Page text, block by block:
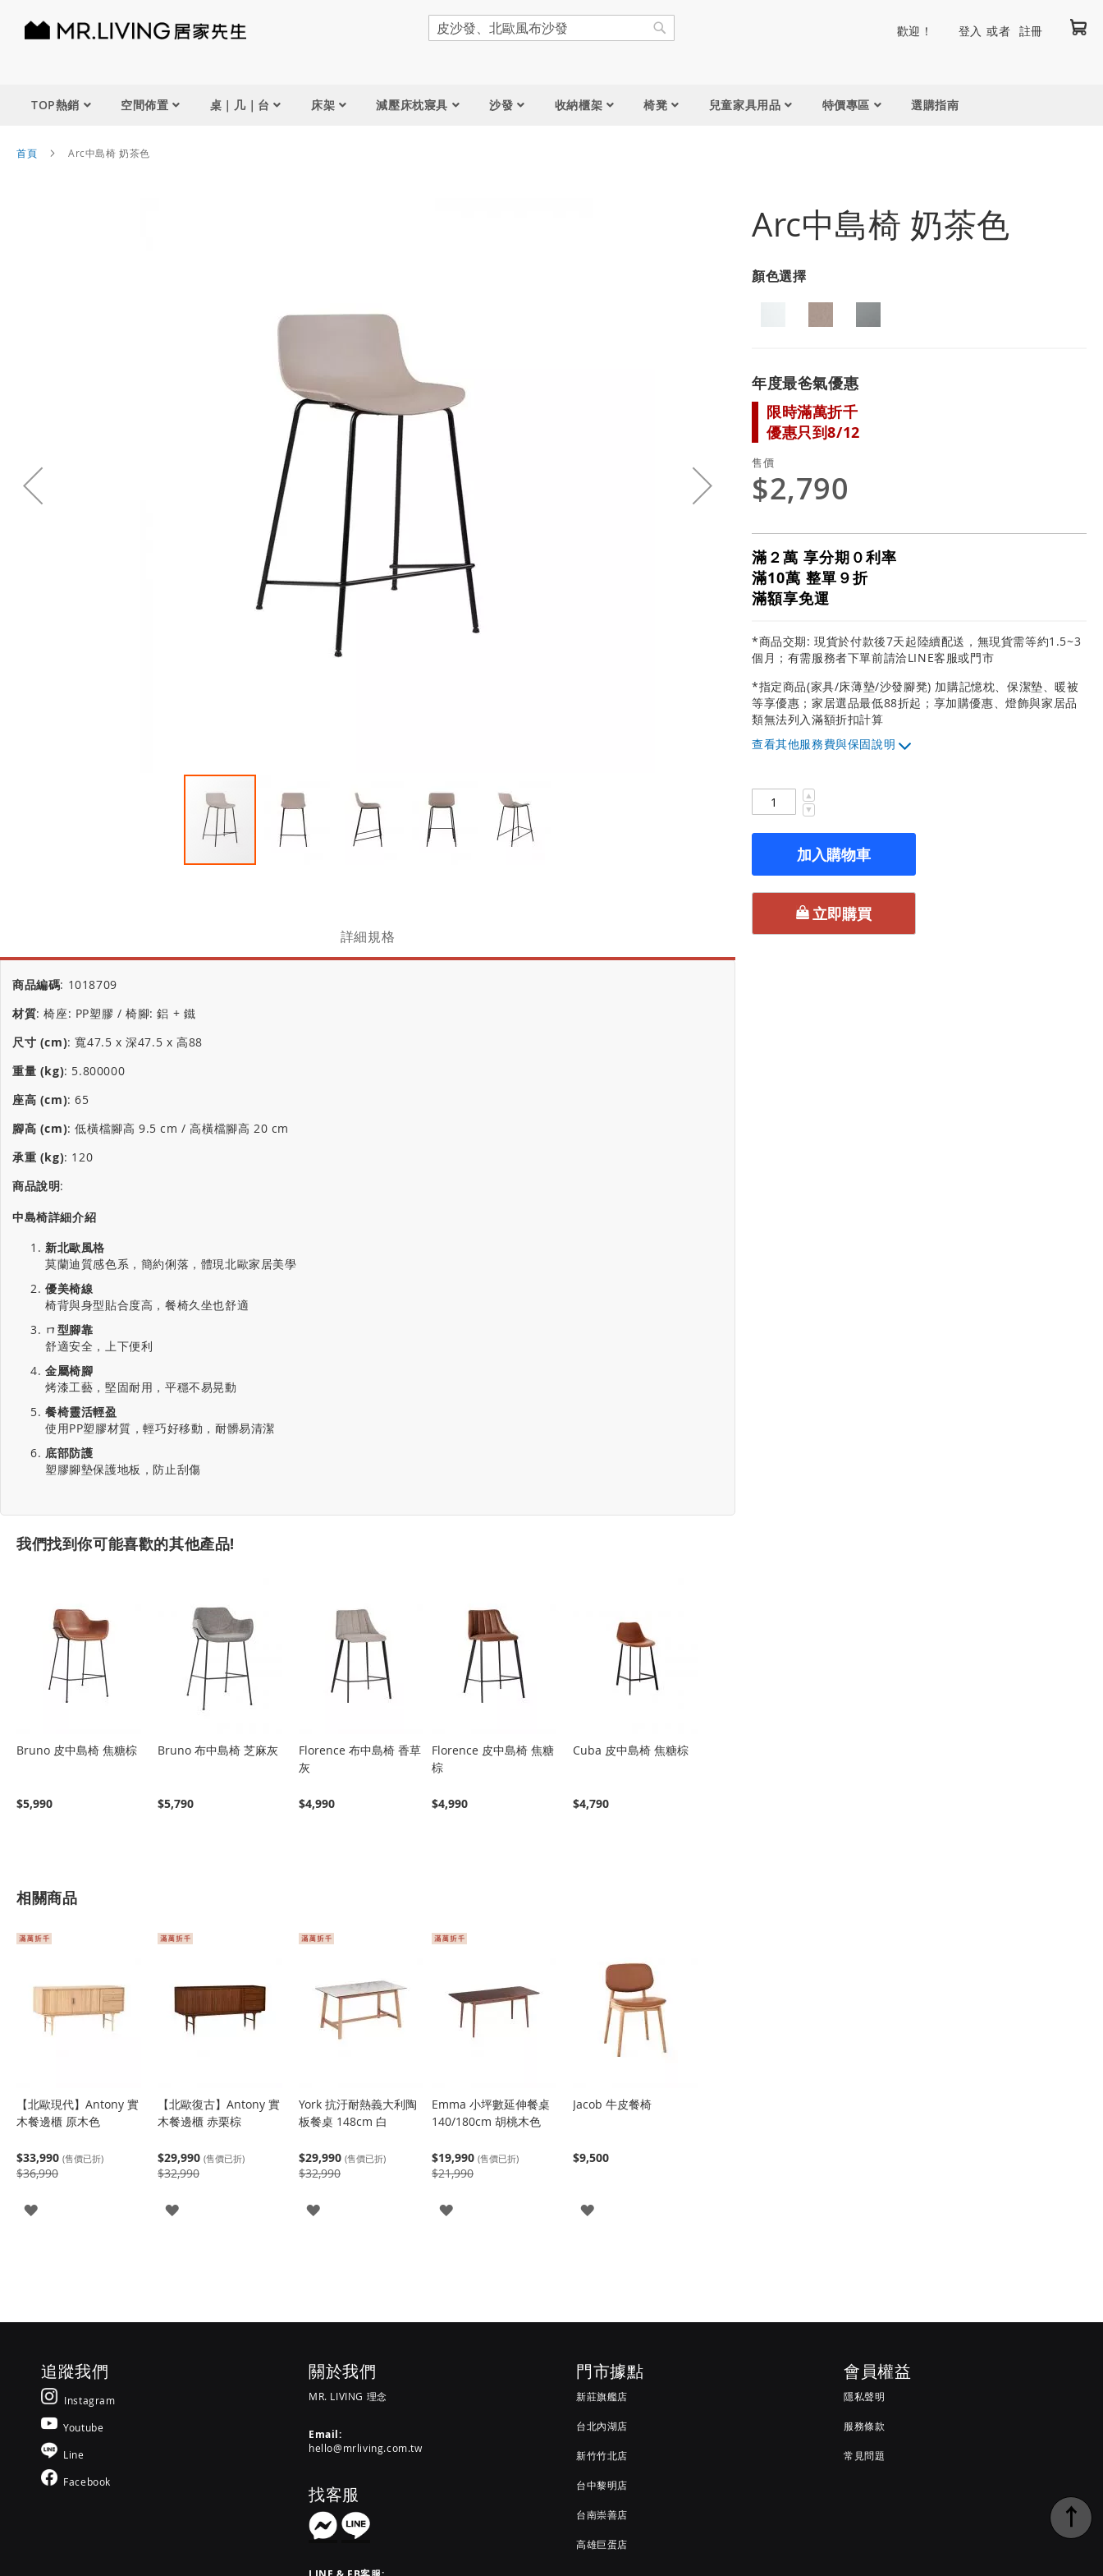
我
搜
尋
歡迎！ 登入 註冊
TOP熱銷 空間佈置 桌｜几｜台 床架 減壓床枕寢具 沙發 收納櫃架 椅凳 兒童家具用品 特價專區 選購指南
首頁 Arc中島椅 奶茶色
像
庫
Arc中島椅 奶茶色
顏色選擇
年度最爸氣優惠
限時滿萬折千
優惠只到8/12
售價
$2,790
滿２萬 享分期０利率
滿10萬 整單９折
滿額享免運
*商品交期: 現貨於付款後7天起陸續配送，無現貨需等約1.5~3
個月；有需服務者下單前請洽LINE客服或門市
*指定商品(家具/床薄墊/沙發腳凳) 加購記憶枕、保潔墊、暖被
等享優惠；家居選品最低88折起；享加購優惠、燈飾與家居品
類無法列入滿額折扣計算
其他服務費與保固說明
▲
▼
加入購物車
立即購買
詳細規格
商品編碼: 1018709
材質:椅座: PP塑膠 / 椅腳: 鋁 + 鐵
尺寸 (cm):寬47.5 x 深47.5 x 高88
重量 (kg): 5.800000
座高 (cm):65
腳高 (cm):低橫檔腳高 9.5 cm / 高橫檔腳高 20 cm
承重 (kg): 120
商品說明:
中島椅詳細介紹
新北歐風格
莫蘭迪質感色系，簡約俐落，體現北歐家居美學
優美椅線
椅背與身型貼合度高，餐椅久坐也舒適
ㄇ型腳靠
舒適安全，上下便利
金屬椅腳
烤漆工藝，堅固耐用，平穩不易晃動
餐椅靈活輕盈
使用PP塑膠材質，輕巧好移動，耐髒易清潔
底部防護
塑膠腳墊保護地板，防止刮傷
我們找到你可能喜歡的其他產品!
Bruno 皮中島椅 焦糖棕
$5,990
Bruno 布中島椅 芝麻灰
$5,790
Florence 布中島椅 香草
灰
$4,990
Florence 皮中島椅 焦糖
棕
$4,990
Cuba 皮中島椅 焦糖棕
$4,790
相關商品
【北歐現代】Antony 實
木餐邊櫃 原木色
$33,990 (售價已折)
$36,990
登
【北歐復古】Antony 實
木餐邊櫃 赤栗棕
$29,990 (售價已折)
$32,990
登
York 抗汙耐熱義大利陶
板餐桌 148cm 白
$29,990 (售價已折)
$32,990
登
Emma 小坪數延伸餐桌
140/180cm 胡桃木色
$19,990 (售價已折)
$21,990
登
Jacob 牛皮餐椅
$9,500
登
追蹤我們
Instagram
Youtube
Line
Facebook
關於我們
MR. LIVING 理念
Email:
hello@mrliving.com.tw
找客服
門市據點
新莊旗艦店
台北內湖店
新竹竹北店
台中黎明店
台南崇善店
高雄巨蛋店
會員權益
隱私聲明
服務條款
常見問題
↑